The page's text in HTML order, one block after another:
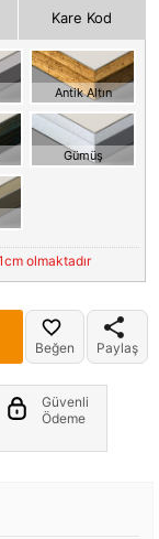
Kare Kod
Antik Altın
Gümüş
olmaktadır
Beğen Paylaş
Güvenli
Ödeme